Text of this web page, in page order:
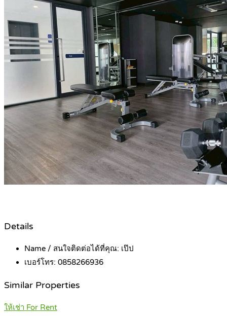
Details
Name / สนใจติดต่อได้ที่คุณ: เป๊ป
เบอร์โทร: 0858266936
Similar Properties
ให้เช่า For Rent